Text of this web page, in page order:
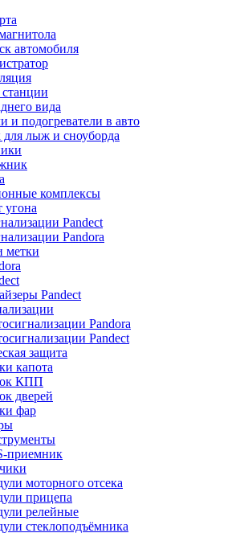
автомобиля
вида
и подогреватели в авто
лыж и сноуборда
комплексы
угона
Pandect
Pandora
метки
Pandect
Pandora
Pandect
защита
капота
КПП
дверей
фар
приемник
моторного отсека
прицепа
релейные
стеклоподъёмника